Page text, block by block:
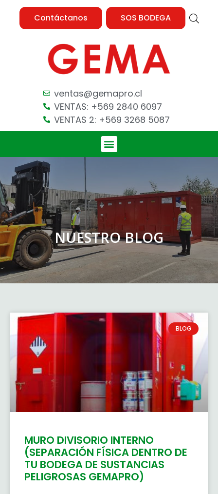
Contáctanos SOS BODEGA
ventas@gemapro.cl
VENTAS: +569 2840 6097
VENTAS 2: +569 3268 5087
NUESTRO BLOG
BLOG
MURO DIVISORIO INTERNO
(SEPARACIÓN FÍSICA DENTRO DE
TU BODEGA DE SUSTANCIAS
PELIGROSAS GEMAPRO)